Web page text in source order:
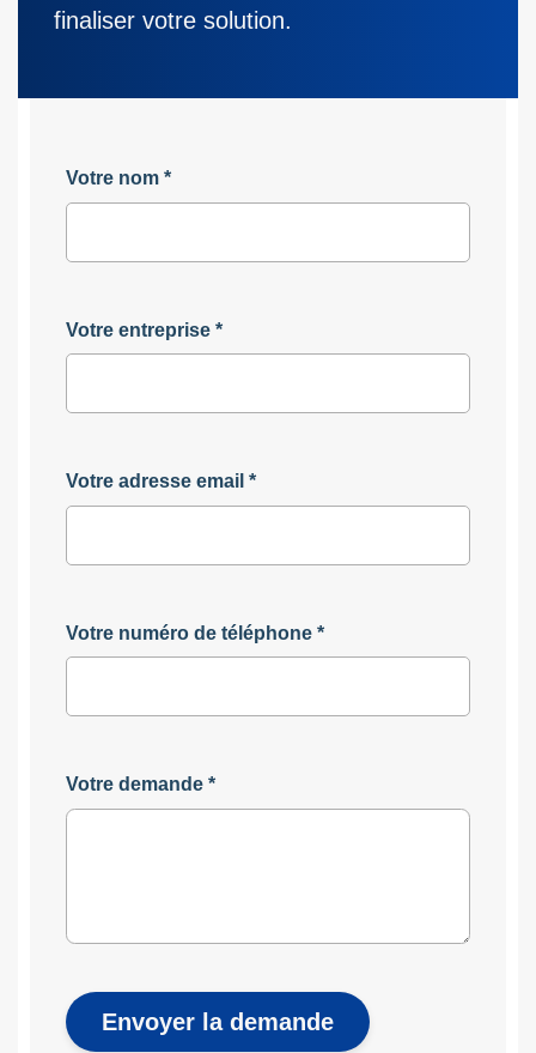
finaliser votre solution.
Votre nom *
Votre entreprise *
Votre adresse email *
Votre numéro de téléphone *
Votre demande *
Envoyer la demande